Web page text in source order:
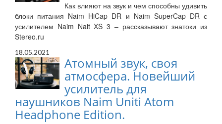
Как влияют на звук и чем способны удивить
блоки питания Naim HiCap DR и Naim SuperCap DR с
усилителем Naim Nait XS 3 – рассказывают знатоки из
Stereo.ru
18.05.2021
Атомный звук, своя
атмосфера. Новейший
усилитель для
наушников Naim Uniti Atom
Headphone Edition.